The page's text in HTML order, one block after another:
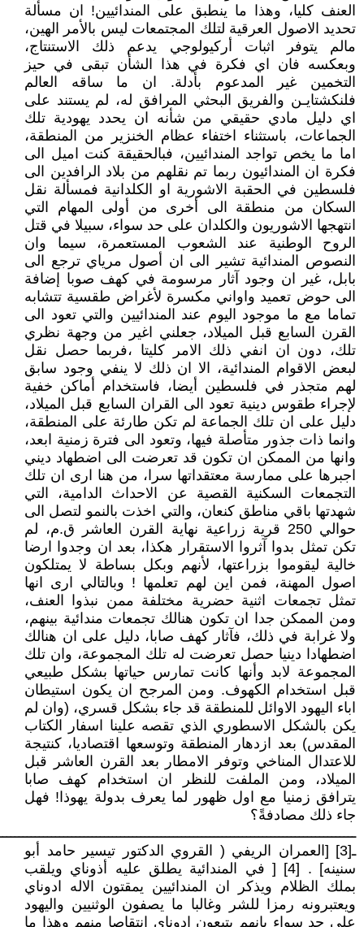
العنف كليا، وهذا ما ينطبق على المندائيين! ان مسألة
تحديد الاصول العرقية لتلك المجتمعات ليس بالأمر الهين،
مالم يتوفر اثبات أركيولوجي يدعم ذلك الاستنتاج،
وبعكسه فان اي فكرة في هذا الشأن تبقى في حيز
التخمين غير المدعوم بأدلة. ان ما ساقه العالم
فلنكشتايـن والفريق البحثي المرافق له، لم يستند على
اي دليل مادي حقيقي من شأنه ان يحدد يهودية تلك
الجماعات، باستثناء اختفاء عظام الخنزير من المنطقة،
اما ما يخص تواجد المندائيين، فبالحقيقة كنت اميل الى
فكرة ان المندائيون ربما تم نقلهم من بلاد الرافدين الى
فلسطين في الحقبة الاشورية او الكلدانية فمسألة نقل
السكان من منطقة الى أخرى من أولى المهام التي
انتهجها الاشوريون والكلدان على حد سواء، سبيلا في قتل
الروح الوطنية عند الشعوب المستعمرة، سيما وان
النصوص المندائية تشير الى ان أصول مرياي ترجع الى
بابل، غير ان وجود آثار مرسومة في كهف صوبا إضافة
الى حوض تعميد واواني مكسرة لأغراض طقسية تتشابه
تماما مع ما موجود اليوم عند المندائيين والتي تعود الى
القرن السابع قبل الميلاد، جعلني اغير من وجهة نظري
تلك، دون ان انفي ذلك الامر كليتا ،فربما حصل نقل
لبعض الاقوام المندائية، الا ان ذلك لا ينفي وجود سابق
لهم متجذر في فلسطين أيضا، فاستخدام أماكن خفية
لإجراء طقوس دينية تعود الى القران السابع قبل الميلاد،
دليل على ان تلك الجماعة لم تكن طارئة على المنطقة،
وانما ذات جذور متأصلة فيها، وتعود الى فترة زمنية ابعد،
وانها من الممكن ان تكون قد تعرضت الى اضطهاد ديني
اجبرها على ممارسة معتقداتها سرا، من هنا ارى ان تلك
التجمعات السكنية القصية عن الاحداث الدامية، التي
شهدتها باقي مناطق كنعان، والتي اخذت بالنمو لتصل الى
حوالي 250 قرية زراعية نهاية القرن العاشر ق.م، لم
تكن تمثل بدوا آثروا الاستقرار هكذا، بعد ان وجدوا ارضا
خالية ليقوموا بزراعتها، لأنهم وبكل بساطة لا يمتلكون
اصول المهنة، فمن اين لهم تعلمها ! وبالتالي ارى انها
تمثل تجمعات اثنية حضرية مختلفة ممن نبذوا العنف،
ومن الممكن جدا ان تكون هنالك تجمعات مندائية بينهم،
ولا غرابة في ذلك، فآثار كهف صابا، دليل على ان هنالك
اضطهادا دينيا حصل تعرضت له تلك المجموعة، وان تلك
المجموعة لابد وأنها كانت تمارس حياتها بشكل طبيعي
قبل استخدام الكهوف. ومن المرجح ان يكون استيطان
اباء اليهود الاوائل للمنطقة قد جاء بشكل قسري، (وان لم
يكن بالشكل الاسطوري الذي تقصه علينا اسفار الكتاب
المقدس) بعد ازدهار المنطقة وتوسعها اقتصاديا، كنتيجة
للاعتدال المناخي وتوفر الامطار بعد القرن العاشر قبل
الميلاد، ومن الملفت للنظر ان استخدام كهف صابا
يترافق زمنيا مع اول ظهور لما يعرف بدولة يهوذا! فهل
جاء ذلك مصادفةً؟
ـ[3] [العمران الريفي ( القروي الدكتور تيسير حامد أبو
سنينه] . [4] [ في المندائية يطلق عليه أذوناي ويلقب
بملك الظلام ويذكر ان المندائيين يمقتون الاله ادوناي
ويعتبرونه رمزا للشر وغالبا ما يصفون الوثنيين واليهود
على حد سواء بانهم يتبعون ادوناي انتقاصا منهم وهذا ما